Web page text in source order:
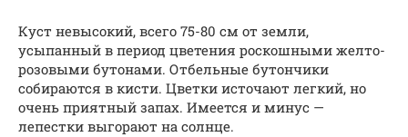
Куст невысокий, всего 75-80 см от земли,
усыпанный в период цветения роскошными желто-
розовыми бутонами. Отбельные бутончики
собираются в кисти. Цветки источают легкий, но
очень приятный запах. Имеется и минус —
лепестки выгорают на солнце.